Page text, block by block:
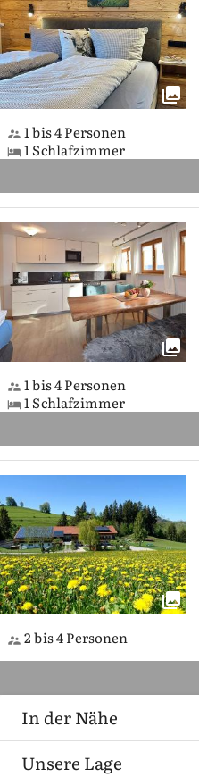
1 bis 4 Personen
1 Schlafzimmer
1 bis 4 Personen
1 Schlafzimmer
2 bis 4 Personen
In der Nähe
Unsere Lage